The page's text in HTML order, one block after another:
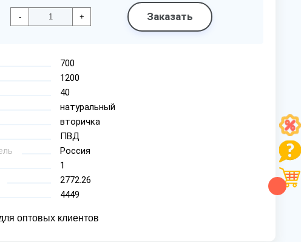
- + Заказать
700
1200
40
натуральный
вторичка
ПВД
Россия
1
2772.26
4449
оптовых клиентов